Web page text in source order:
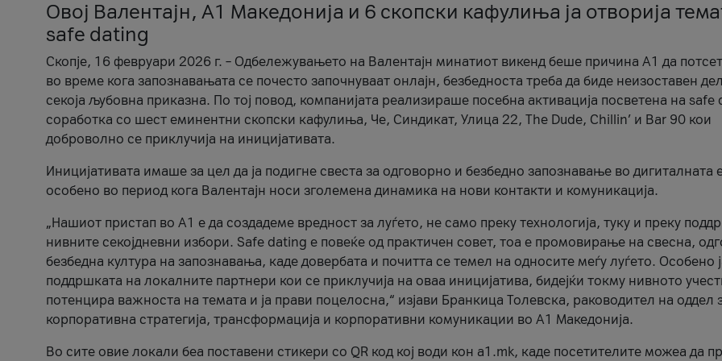
Овој Валентајн, A1 Македонија и 6 скопски кафулиња ја отворија
safe dating
Скопје, 16 февруари 2026 г. – Одбележувањето на Валентајн минатиот викенд беше причина А1 да
во време кога запознавањата се почесто започнуваат онлајн, безбедноста треба да биде неизоставен
секоја љубовна приказна. По тој повод, компанијата реализираше посебна активација посветена на
соработка со шест еминентни скопски кафулиња, Че, Синдикат, Улица 22, The Dude, Chillin’ и Bar 90 кои
доброволно се приклучија на иницијативата.
Иницијативата имаше за цел да ја подигне свеста за одговорно и безбедно запознавање во дигиталната
особено во период кога Валентајн носи зголемена динамика на нови контакти и комуникација.
„Нашиот пристап во А1 е да создадеме вредност за луѓето, не само преку технологија, туку и преку
нивните секојдневни избори. Safe dating е повеќе од практичен совет, тоа е промовирање на свесна,
безбедна култура на запознавања, каде довербата и почитта се темел на односите меѓу луѓето. Особено
поддршката на локалните партнери кои се приклучија на оваа иницијатива, бидејќи токму нивното
потенцира важноста на темата и ја прави поцелосна,“ изјави Бранкица Толевска, раководител на оддел
корпоративна стратегија, трансформација и корпоративни комуникации во А1 Македонија.
Во сите овие локали беа поставени стикери со QR код кој води кон a1.mk, каде посетителите можеа да